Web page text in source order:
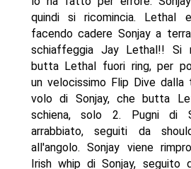
quindi si ricomincia. Lethal
facendo cadere Sonjay a
schiaffeggia Jay Lethal!! Si
butta Lethal fuori ring, per
un velocissimo Flip Dive dalla
volo di Sonjay, che butta
schiena, solo 2. Pugni di
arrabbiato, seguiti da
all'angolo. Sonjay viene
Irish whip di Sonjay, seguito